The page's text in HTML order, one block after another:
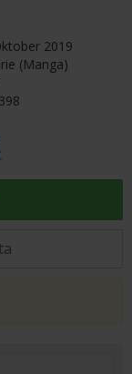
2019
(Manga)